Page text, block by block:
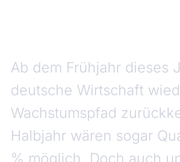
Ab dem Frühjahr dieses
deutsche Wirtschaft
Wachstumspfad
Halbjahr wären sogar
% möglich. Doch auch